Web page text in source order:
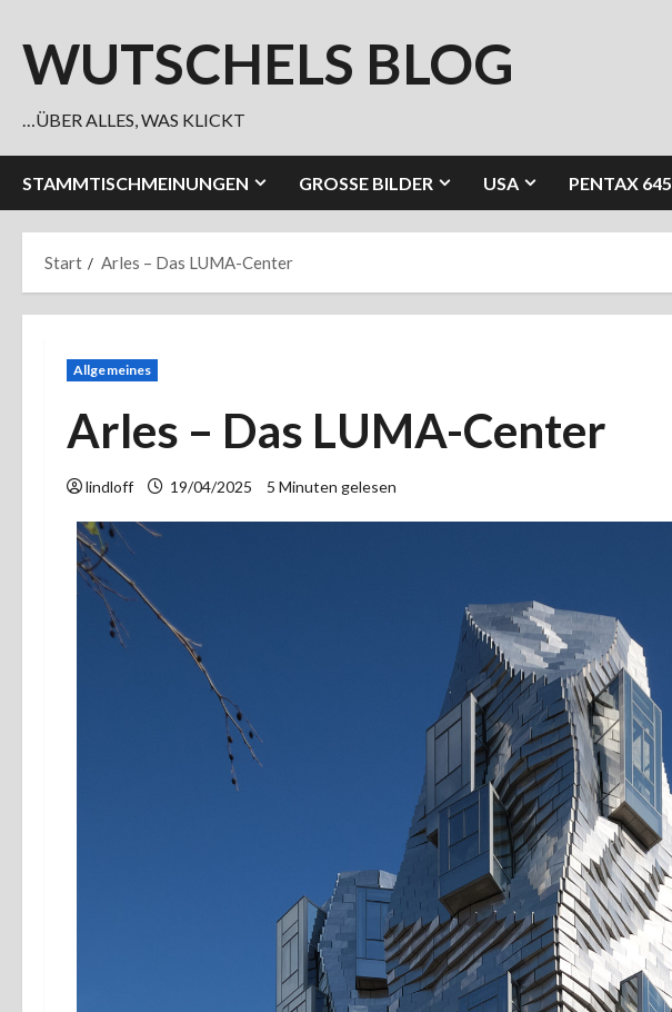
Inhalt
springen
WUTSCHELS BLOG
…ÜBER ALLES, WAS KLICKT
STAMMTISCHMEINUNGEN GROSSE BILDER USA PENTAX 645
Start Arles – Das LUMA-Center
Allgemeines
Arles – Das LUMA-Center
lindloff 19/04/2025 5 Minuten gelesen